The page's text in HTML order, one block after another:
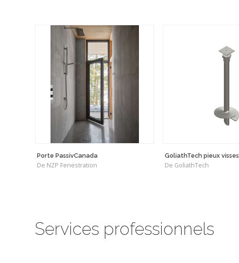
Porte PassivCanada
De NZP Fenestration
GoliathTech pieux visses
De GoliathTech
Services professionnels